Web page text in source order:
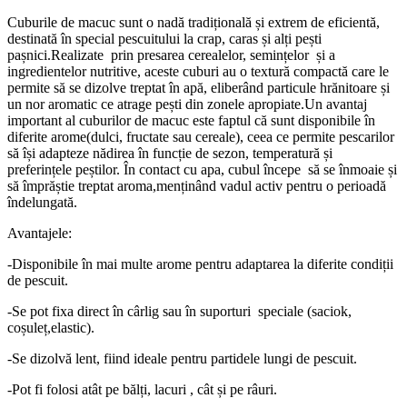
Cuburile de macuc sunt o nadă tradițională și extrem de eficientă,
destinată în special pescuitului la crap, caras și alți pești
pașnici.Realizate prin presarea cerealelor, semințelor și a
ingredientelor nutritive, aceste cuburi au o textură compactă care le
permite să se dizolve treptat în apă, eliberând particule hrănitoare și
un nor aromatic ce atrage pești din zonele apropiate.Un avantaj
important al cuburilor de macuc este faptul că sunt disponibile în
diferite arome(dulci, fructate sau cereale), ceea ce permite pescarilor
să își adapteze nădirea în funcție de sezon, temperatură și
preferințele peștilor. În contact cu apa, cubul începe să se înmoaie și
să împrăștie treptat aroma,menținând vadul activ pentru o perioadă
îndelungată.
Avantajele:
-Disponibile în mai multe arome pentru adaptarea la diferite condiții
de pescuit.
-Se pot fixa direct în cârlig sau în suporturi speciale (saciok,
coșuleț,elastic).
-Se dizolvă lent, fiind ideale pentru partidele lungi de pescuit.
-Pot fi folosi atât pe bălți, lacuri , cât și pe râuri.